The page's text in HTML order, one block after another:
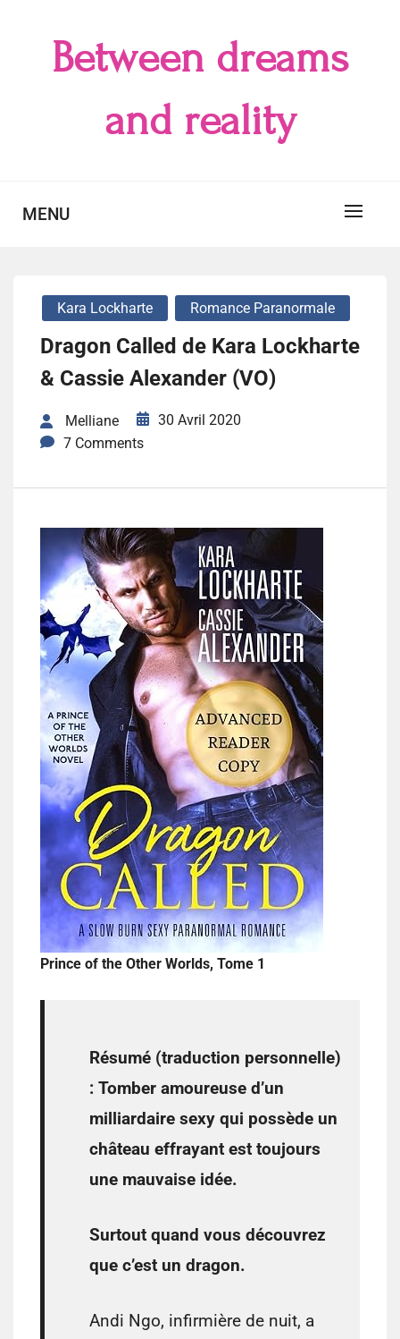
Between dreams
and reality
MENU
Kara Lockharte Romance Paranormale
Dragon Called de Kara Lockharte
& Cassie Alexander (VO)
Melliane
30 Avril 2020
7 Comments
Prince of the Other Worlds, Tome 1
Résumé (traduction personnelle)
: Tomber amoureuse d’un
milliardaire sexy qui possède un
château effrayant est toujours
une mauvaise idée.
Surtout quand vous découvrez
que c’est un dragon.
Andi Ngo, infirmière de nuit, a